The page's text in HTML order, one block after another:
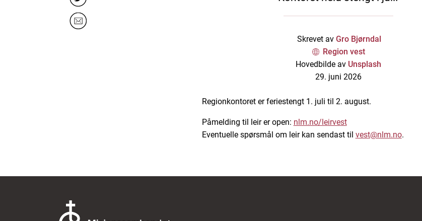
Skrevet av Gro Bjørndal
Region vest
Hovedbilde av Unsplash
29. juni 2026
Regionkontoret er feriestengt 1. juli til 2. august.
Påmelding til leir er open: nlm.no/leirvest
Eventuelle spørsmål om leir kan sendast til vest@nlm.no.